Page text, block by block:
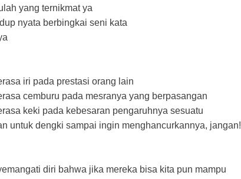
yang ternikmat ya
nyata berbingkai seni kata
iri pada prestasi orang lain
cemburu pada mesranya yang berpasangan
keki pada kebesaran pengaruhnya sesuatu
untuk dengki sampai ingin menghancurkannya, jangan!
diri bahwa jika mereka bisa kita pun mampu